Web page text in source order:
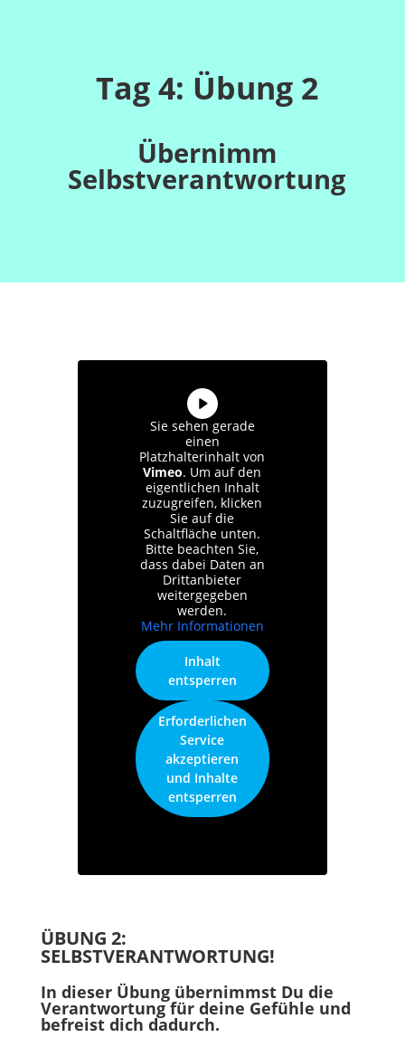
Tag 4: Übung 2
Übernimm
Selbstverantwortung
Sie sehen gerade
einen
Platzhalterinhalt von
Vimeo. Um auf den
eigentlichen Inhalt
zuzugreifen, klicken
Sie auf die
Schaltfläche unten.
Bitte beachten Sie,
dass dabei Daten an
Drittanbieter
weitergegeben
werden.
Mehr Informationen
Inhalt
entsperren
Erforderlichen
Service
akzeptieren
und Inhalte
entsperren
ÜBUNG 2:
SELBSTVERANTWORTUNG!
In dieser Übung übernimmst Du die
Verantwortung für deine Gefühle und
befreist dich dadurch.